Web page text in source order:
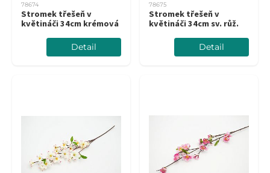
78674
Stromek třešeň v
květináči 34cm krémová
Detail
78675
Stromek třešeň v
květináči 34cm sv. růž.
Detail